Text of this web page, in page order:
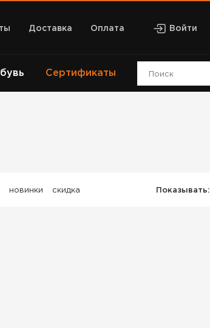
Доставка Оплата Войти
Сертификаты
новинки скидка Показывать: